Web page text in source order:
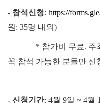
- 참석신청: https://
원: 35명 내외)
* 참가비 무료. 주최
꼭 참석 가능한 분들만 신
- 신청기간: 4월 9일 ~ 4월